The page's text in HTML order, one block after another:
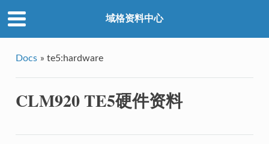
域格资料中心
Docs » te5:hardware
CLM920 TE5硬件资料